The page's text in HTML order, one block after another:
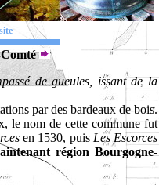
de gueules, issant de la
par des bardeaux de bois.
le nom de cette commune fut
en 1530, puis Les Escorces
région Bourgogne-